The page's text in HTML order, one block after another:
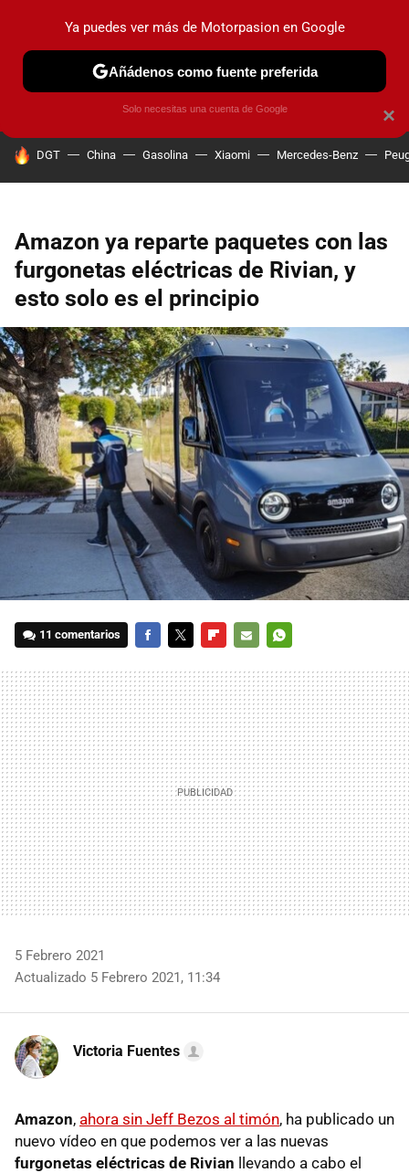
PRUEBAS COCHES ELÉCTRICOS OBSERVATORIO
HOY SE HABLA DE
DGT China Gasolina Xiaomi Mercedes-Benz
Amazon ya reparte paquetes con las
furgonetas eléctricas de Rivian, y
esto solo es el principio
11 comentarios
MAIL
5 Febrero 2021
Actualizado 5 Febrero 2021, 11:34
Victoria Fuentes
Amazon, ahora sin Jeff Bezos al timón, ha publicado un
nuevo vídeo en que podemos ver a las nuevas
furgonetas eléctricas de Rivian llevando a cabo el
×
Ya puedes ver más de Motorpasion en Google
Añádenos como fuente preferida
Solo necesitas una cuenta de Google